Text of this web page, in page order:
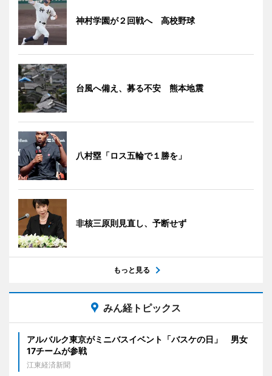
神村学園が２回戦へ 高校野球
台風へ備え、募る不安 熊本地震
八村塁「ロス五輪で１勝を」
非核三原則見直し、予断せず
もっと見る
みん経トピックス
アルバルク東京がミニバスイベント「バスケの日」 男女
17チームが参戦
江東経済新聞